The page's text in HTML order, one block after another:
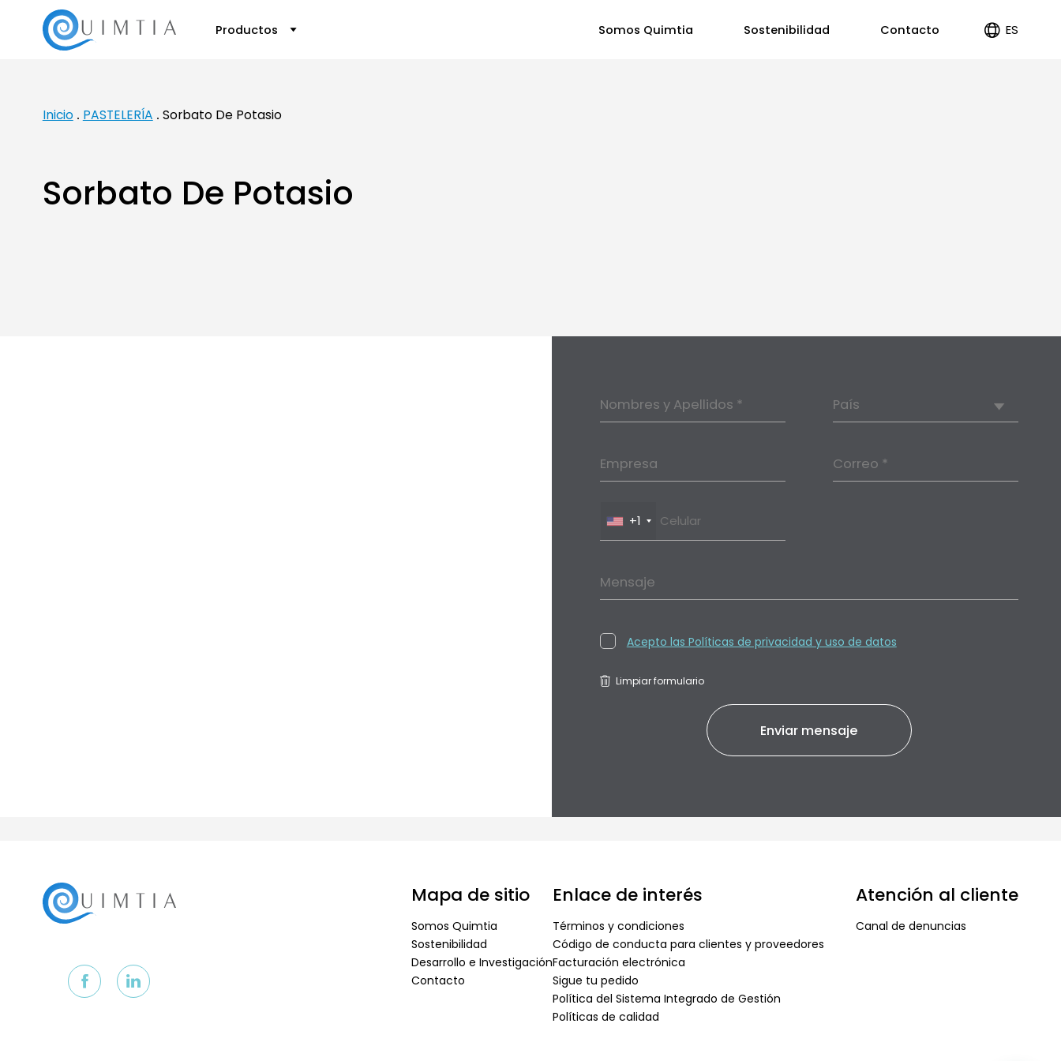
Productos Somos Quimtia Sostenibilidad Contacto ES
Inicio
PASTELERÍA Sorbato De Potasio
Sorbato De Potasio
Nombres y Apellidos * País
Empresa Correo *
+1
Mensaje
Acepto las Políticas de privacidad y uso de datos
Limpiar formulario
Mapa de sitio
Somos Quimtia
Sostenibilidad
Desarrollo e Investigación
Contacto
Enlace de interés
Términos y condiciones
Código de conducta para clientes y proveedores
Facturación electrónica
Sigue tu pedido
Política del Sistema Integrado de Gestión
Políticas de calidad
Atención al cliente
Canal de denuncias